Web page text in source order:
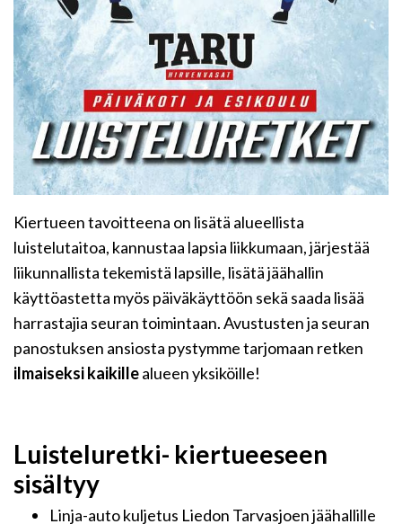
Kiertueen tavoitteena on lisätä alueellista
luistelutaitoa, kannustaa lapsia liikkumaan, järjestää
liikunnallista tekemistä lapsille, lisätä jäähallin
käyttöastetta myös päiväkäyttöön sekä saada lisää
harrastajia seuran toimintaan. Avustusten ja seuran
panostuksen ansiosta pystymme tarjomaan retken
ilmaiseksi kaikillealueen yksiköille!
Luisteluretki- kiertueeseen
sisältyy
Linja-auto kuljetus Liedon Tarvasjoen jäähallille